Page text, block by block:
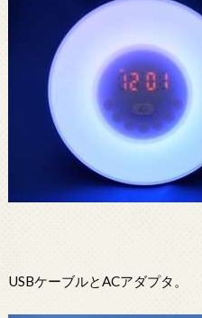
USBケーブルとACアダプタ。